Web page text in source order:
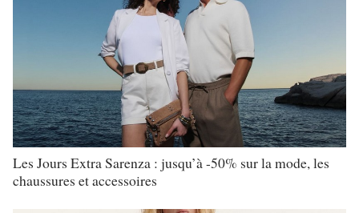
Les Jours Extra Sarenza : jusqu’à -50% sur la mode, les
chaussures et accessoires